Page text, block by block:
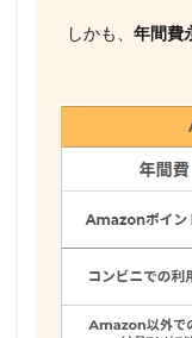
しかも、 年間費